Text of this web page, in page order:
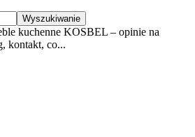
kuchenne KOSBEL – opinie na
kontakt, co...